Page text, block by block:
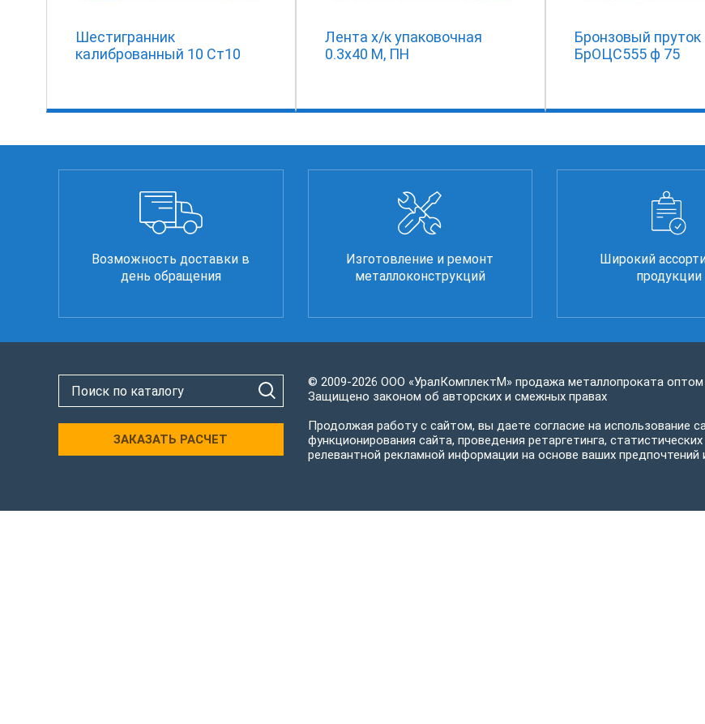
Шестигранник
калиброванный 10 Ст10
Лента х/к упаковочная
0.3x40 М, ПН
Бронзовый пруток
БрОЦС555 ф 75
Возможность доставки в
день обращения
Изготовление и ремонт
металлоконструкций
Широкий
продукции
ЗАКАЗАТЬ РАСЧЕТ
© 2009-2026 ООО «УралКомплектМ» продажа металлопроката оптом
Защищено законом об авторских и смежных правах
Продолжая работу с сайтом, вы даете согласие на использование
функционирования сайта, проведения ретаргетинга,
релевантной рекламной информации на основе ваших предпочтений